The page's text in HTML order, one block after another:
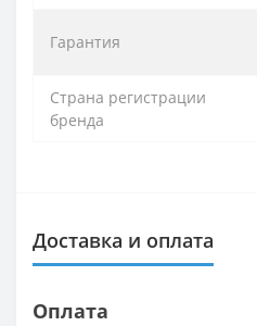
Гарантия
Страна регистрации
бренда
Доставка и оплата
Оплата